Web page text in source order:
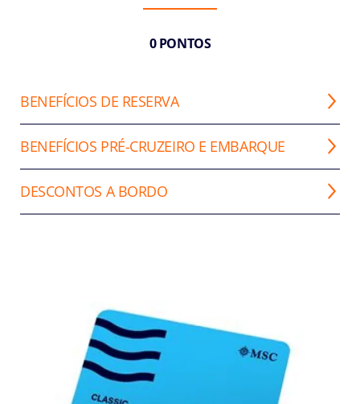
0 PONTOS
BENEFÍCIOS DE RESERVA
BENEFÍCIOS PRÉ-CRUZEIRO E EMBARQUE
DESCONTOS A BORDO